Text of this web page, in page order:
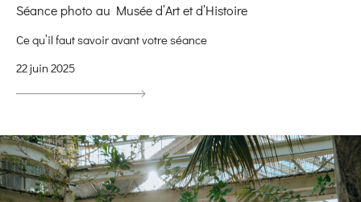
Séance photo au Musée d’Art et d’Histoire
Ce qu’il faut savoir avant votre séance
22 juin 2025